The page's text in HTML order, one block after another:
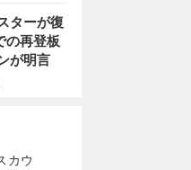
ターが復
の再登板
が明言
カウ